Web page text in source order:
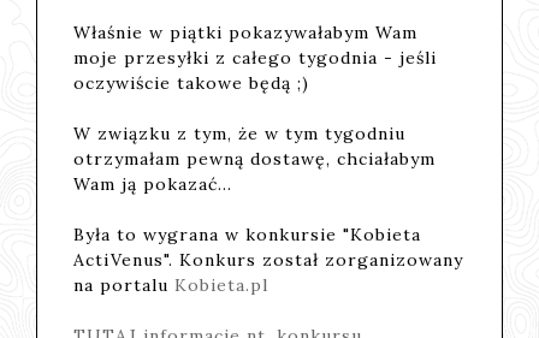
Właśnie w piątki pokazywałabym Wam
moje przesyłki z całego tygodnia - jeśli
oczywiście takowe będą ;)
W związku z tym, że w tym tygodniu
otrzymałam pewną dostawę, chciałabym
Wam ją pokazać...
Była to wygrana w konkursie "Kobieta
ActiVenus". Konkurs został zorganizowany
na portalu Kobieta.pl